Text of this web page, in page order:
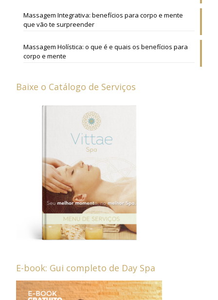
Massagem Integrativa: benefícios para corpo e mente
que vão te surpreender
Massagem Holística: o que é e quais os benefícios para
corpo e mente
Baixe o Catálogo de Serviços
E-book: Gui completo de Day Spa